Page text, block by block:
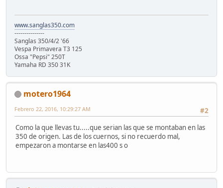
www.sanglas350.com
---------------
Sanglas 350/4/2 '66
Vespa Primavera T3 125
Ossa "Pepsi" 250T
Yamaha RD 350 31K
motero1964
#2
Febrero 22, 2016, 10:29:27 AM
Como la que llevas tu.....que serian las que se montaban en las
350 de origen. Las de los cuernos, si no recuerdo mal,
empezaron a montarse en las400 s o